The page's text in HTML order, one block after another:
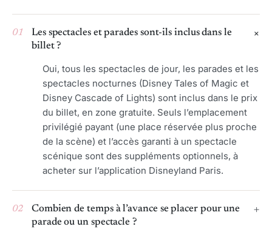
01
Les spectacles et parades sont-ils inclus dans le
billet ?
Oui, tous les spectacles de jour, les parades et les
spectacles nocturnes (Disney Tales of Magic et
Disney Cascade of Lights) sont inclus dans le prix
du billet, en zone gratuite. Seuls l’emplacement
privilégié payant (une place réservée plus proche
de la scène) et l’accès garanti à un spectacle
scénique sont des suppléments optionnels, à
acheter sur l’application Disneyland Paris.
02
Combien de temps à l’avance se placer pour une
parade ou un spectacle ?